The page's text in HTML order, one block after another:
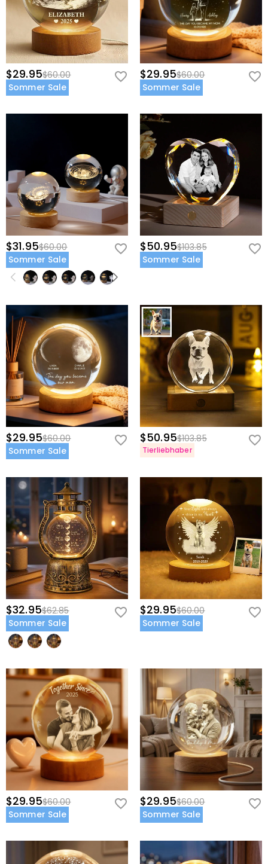
$29.95$60.00
Sommer Sale
$29.95$60.00
Sommer Sale
$31.95$60.00
Sommer Sale
$50.95$103.85
Sommer Sale
$29.95$60.00
Sommer Sale
$50.95$103.85
Tierliebhaber
$32.95$62.85
Sommer Sale
$29.95$60.00
Sommer Sale
$29.95$60.00
Sommer Sale
$29.95$60.00
Sommer Sale